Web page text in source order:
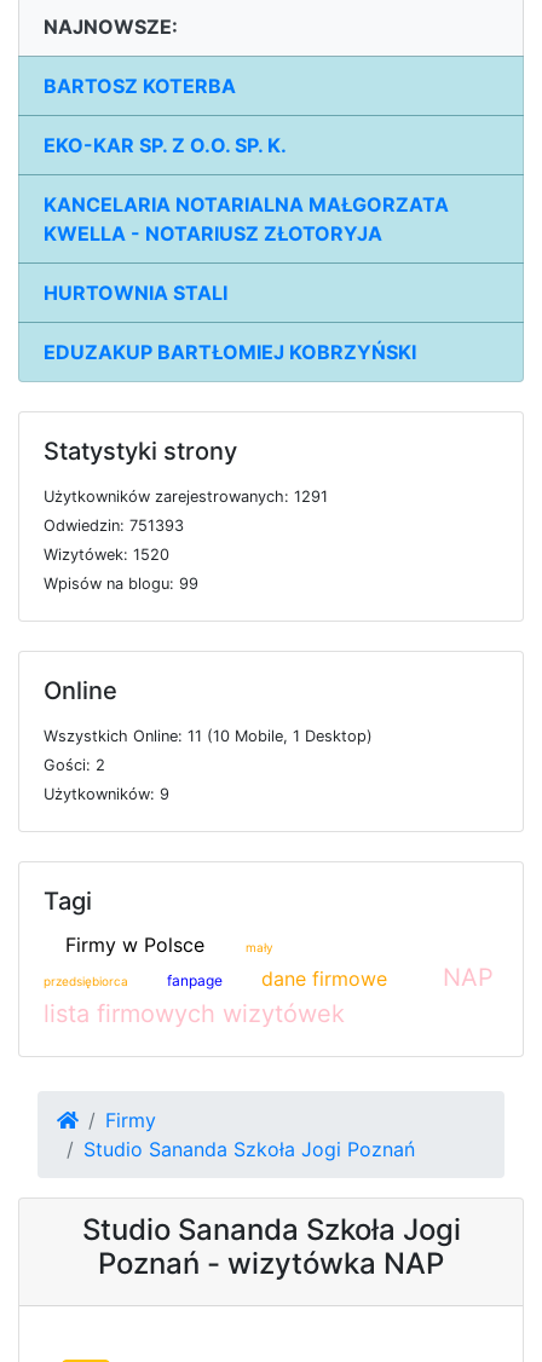
NAJNOWSZE:
BARTOSZ KOTERBA
EKO-KAR SP. Z O.O. SP. K.
KANCELARIA NOTARIALNA MAŁGORZATA
KWELLA - NOTARIUSZ ZŁOTORYJA
HURTOWNIA STALI
EDUZAKUP BARTŁOMIEJ KOBRZYŃSKI
Statystyki strony
Użytkowników zarejestrowanych: 1291
Odwiedzin: 751393
Wizytówek: 1520
Wpisów na blogu: 99
Online
Wszystkich Online: 11 (10 Mobile, 1 Desktop)
Gości: 2
Użytkowników: 9
Tagi
Firmy w Polsce mały
przedsiębiorca fanpage dane firmowe
NAP
lista firmowych wizytówek
Firmy
Studio Sananda Szkoła Jogi Poznań
Studio Sananda Szkoła Jogi
Poznań - wizytówka NAP